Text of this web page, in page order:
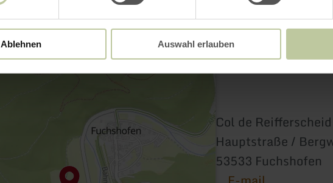
Ablehnen Auswahl erlauben
Col de
Hauptstraße /
53533 Fuchshofen